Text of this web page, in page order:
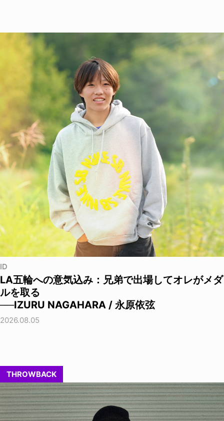
ID
LA五輪への意気込み：兄弟で出場してオレがメダ
ルを取る
──IZURU NAGAHARA / 永原依弦
2026.08.05
THROWBACK